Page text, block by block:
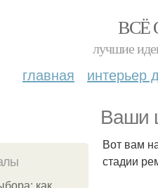
ВСЁ
лучшие
главная интерьер
Ваши
как
Вот вам
стадии